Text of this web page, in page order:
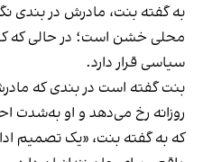
به گفته بنت، مادرش در بندی
محلی خشن است؛ در حالی که
سیاسی قرار دارد.
بنت گفته است در بندی که
روزانه رخ می‌دهد و او
که به گفته بنت، «یک تصمیم